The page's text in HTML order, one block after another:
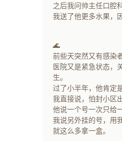
之后我问帅主任口腔
我送了他更多水果，
🌊
前些天突然又有感染
医院又是紧急状态，
生。
过了小半年，他肯定
我直接说，怕封小区
他说一个号一次只给
我说另外挂的号，用
就这么多拿一盒。